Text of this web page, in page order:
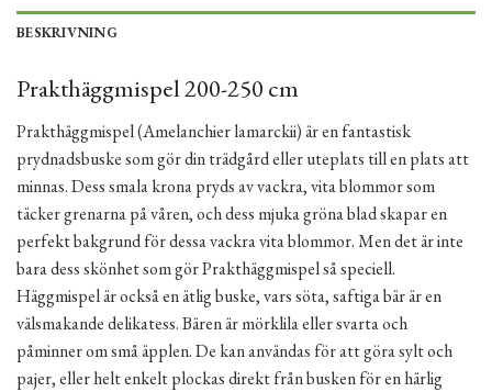
BESKRIVNING
Prakthäggmispel 200-250 cm
Prakthäggmispel (Amelanchier lamarckii) är en fantastisk
prydnadsbuske som gör din trädgård eller uteplats till en plats att
minnas. Dess smala krona pryds av vackra, vita blommor som
täcker grenarna på våren, och dess mjuka gröna blad skapar en
perfekt bakgrund för dessa vackra vita blommor. Men det är inte
bara dess skönhet som gör Prakthäggmispel så speciell.
Häggmispel är också en ätlig buske, vars söta, saftiga bär är en
välsmakande delikatess. Bären är mörklila eller svarta och
påminner om små äpplen. De kan användas för att göra sylt och
pajer, eller helt enkelt plockas direkt från busken för en härlig